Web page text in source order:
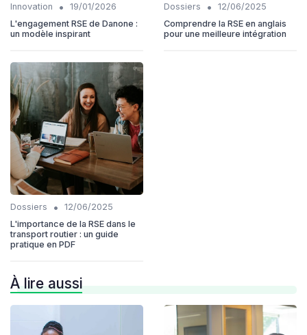
Innovation •
19/01/2026
L'engagement RSE de Danone :
un modèle inspirant
Dossiers •
12/06/2025
Comprendre la RSE en anglais
pour une meilleure intégration
Dossiers •
12/06/2025
L'importance de la RSE dans le
transport routier : un guide
pratique en PDF
À lire aussi